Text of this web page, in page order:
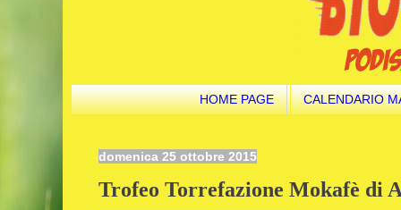
HOME PAGE CALENDARIO
domenica 25 ottobre 2015
Trofeo Torrefazione Mokafè di